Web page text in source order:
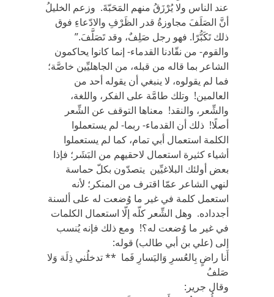
عند الناس ولا يُرْزَقُ منهم المَحَبّةَ. وزعم الخليلُ
أنَّ الصَلَفَ مجاوزةُ قدر الظَرْفِ والادّعاءِ فوق
ذلك تَكَبُّرًا. فهو رجل صَلِفٌ، وقد تَصَلَّفَ.”
والقوم- من نقّادنا القدماء- إنما كانوا يحاكمون
الشاعر بما قاله من قبله، من الجاهليِّين خاصَّة؛
فما لم يقولوه، لا ينبغي أن يقوله أحد من
العالمين! وتلك طامَّة على الفكر، واللغة،
والشِّعر، والنقد! معناها التوقف عن الشِّعر
أصلًا! ذلك أن القدماء- ربما- لم يستعملوا
الكلمة استعمال أبي تمام، كما لم يستعملوا
أشياء كثيرة استعمال لاحقيهم من البَشَر؛ فإذا
بعض أولئك البلاغيِّين يتصدّون بكلّ حماسة
لنهي الشاعر عمّا اقترف من المنكر؛ لأنه
استعمل كلمة في غير ما وُضعت له على ألسنة
أجدداده. وهل الشِّعر كلّه إلّا استعمال الكلمات
في غير ما وُضعت له؟! ومع ذلك فإنه يُنسب
إلى (علي بن أبي طالب) قوله:
أَنا راضٍ بِالعُسرِ وَاليَسارِ فَما ** تدخلُني ذِلَة وَلا
صَلفُ
وقال جرير: